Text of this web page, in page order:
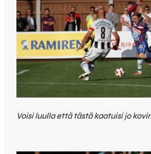
Voisi luulla että tästä kaatuisi jo